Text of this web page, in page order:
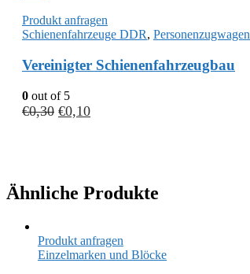
Produkt anfragen
Schienenfahrzeuge DDR, Personenzugwagen
Vereinigter Schienenfahrzeugbau
0 out of 5
€0,30 €0,10
Ähnliche Produkte
Produkt anfragen
Einzelmarken und Blöcke